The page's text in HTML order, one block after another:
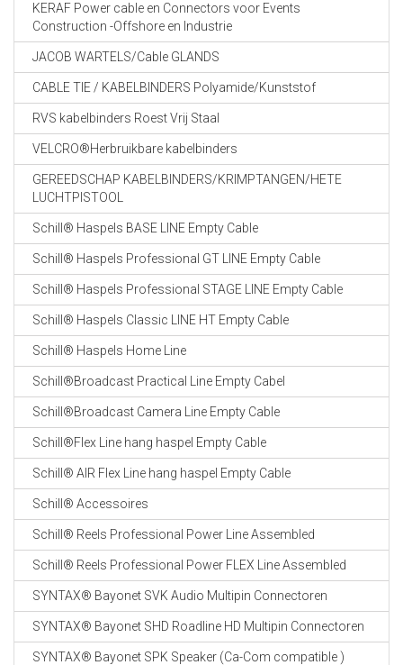
KERAF Power cable en Connectors voor Events
Construction -Offshore en Industrie
JACOB WARTELS/Cable GLANDS
CABLE TIE / KABELBINDERS Polyamide/Kunststof
RVS kabelbinders Roest Vrij Staal
VELCRO®Herbruikbare kabelbinders
GEREEDSCHAP KABELBINDERS/KRIMPTANGEN/HETE
LUCHTPISTOOL
Schill® Haspels BASE LINE Empty Cable
Schill® Haspels Professional GT LINE Empty Cable
Schill® Haspels Professional STAGE LINE Empty Cable
Schill® Haspels Classic LINE HT Empty Cable
Schill® Haspels Home Line
Schill®Broadcast Practical Line Empty Cabel
Schill®Broadcast Camera Line Empty Cable
Schill®Flex Line hang haspel Empty Cable
Schill® AIR Flex Line hang haspel Empty Cable
Schill® Accessoires
Schill® Reels Professional Power Line Assembled
Schill® Reels Professional Power FLEX Line Assembled
SYNTAX® Bayonet SVK Audio Multipin Connectoren
SYNTAX® Bayonet SHD Roadline HD Multipin Connectoren
SYNTAX® Bayonet SPK Speaker (Ca-Com compatible )